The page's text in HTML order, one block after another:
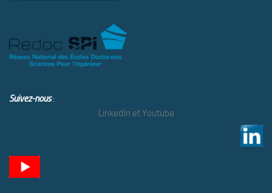
Suivez-nous:
LinkedIn et Youtube